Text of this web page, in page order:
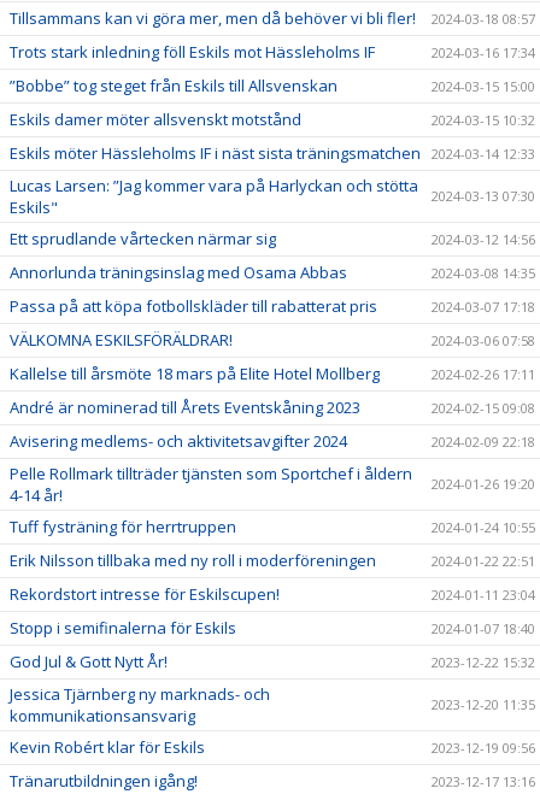
Tillsammans kan vi göra mer, men då behöver vi bli fler! 2024-03-18 08:57
Trots stark inledning föll Eskils mot Hässleholms IF 2024-03-16 17:34
”Bobbe” tog steget från Eskils till Allsvenskan 2024-03-15 15:00
Eskils damer möter allsvenskt motstånd 2024-03-15 10:32
Eskils möter Hässleholms IF i näst sista träningsmatchen 2024-03-14 12:33
Lucas Larsen: ”Jag kommer vara på Harlyckan och stötta
Eskils"
2024-03-13 07:30
Ett sprudlande vårtecken närmar sig 2024-03-12 14:56
Annorlunda träningsinslag med Osama Abbas 2024-03-08 14:35
Passa på att köpa fotbollskläder till rabatterat pris 2024-03-07 17:18
VÄLKOMNA ESKILSFÖRÄLDRAR! 2024-03-06 07:58
Kallelse till årsmöte 18 mars på Elite Hotel Mollberg 2024-02-26 17:11
André är nominerad till Årets Eventskåning 2023 2024-02-15 09:08
Avisering medlems- och aktivitetsavgifter 2024 2024-02-09 22:18
Pelle Rollmark tillträder tjänsten som Sportchef i åldern
4-14 år!
2024-01-26 19:20
Tuff fysträning för herrtruppen 2024-01-24 10:55
Erik Nilsson tillbaka med ny roll i moderföreningen 2024-01-22 22:51
Rekordstort intresse för Eskilscupen! 2024-01-11 23:04
Stopp i semifinalerna för Eskils 2024-01-07 18:40
God Jul & Gott Nytt År! 2023-12-22 15:32
Jessica Tjärnberg ny marknads- och
kommunikationsansvarig
2023-12-20 11:35
Kevin Robért klar för Eskils 2023-12-19 09:56
Tränarutbildningen igång! 2023-12-17 13:16